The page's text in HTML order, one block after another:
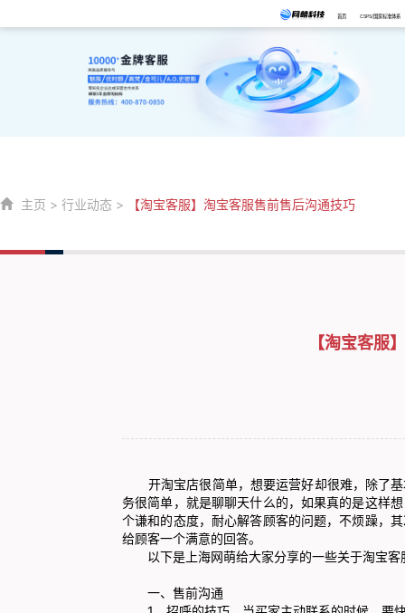
首页 CSPS/国家标准体系
主页 > 行业动态 > 【淘宝客服】淘宝客服售前售后沟通技巧
【淘宝客服
开淘宝店很简单，想要运营好却很难，除了基
务很简单，就是聊聊天什么的，如果真的是这样
个谦和的态度，耐心解答顾客的问题，不烦躁，
给顾客一个满意的回答。
以下是上海网萌给大家分享的一些关于淘宝客
一、售前沟通